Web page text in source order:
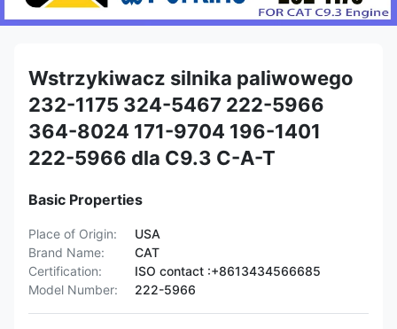
Wstrzykiwacz silnika paliwowego
232-1175 324-5467 222-5966
364-8024 171-9704 196-1401
222-5966 dla C9.3 C-A-T
Basic Properties
Place of Origin:
USA
Brand Name:
CAT
Certification:
ISO contact :+8613434566685
Model Number:
222-5966